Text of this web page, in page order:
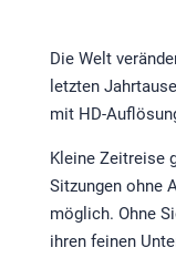
Die Welt
letzten
mit HD-
Kleine Zeitreise
Sitzungen ohne
möglich. Ohne
ihren feinen